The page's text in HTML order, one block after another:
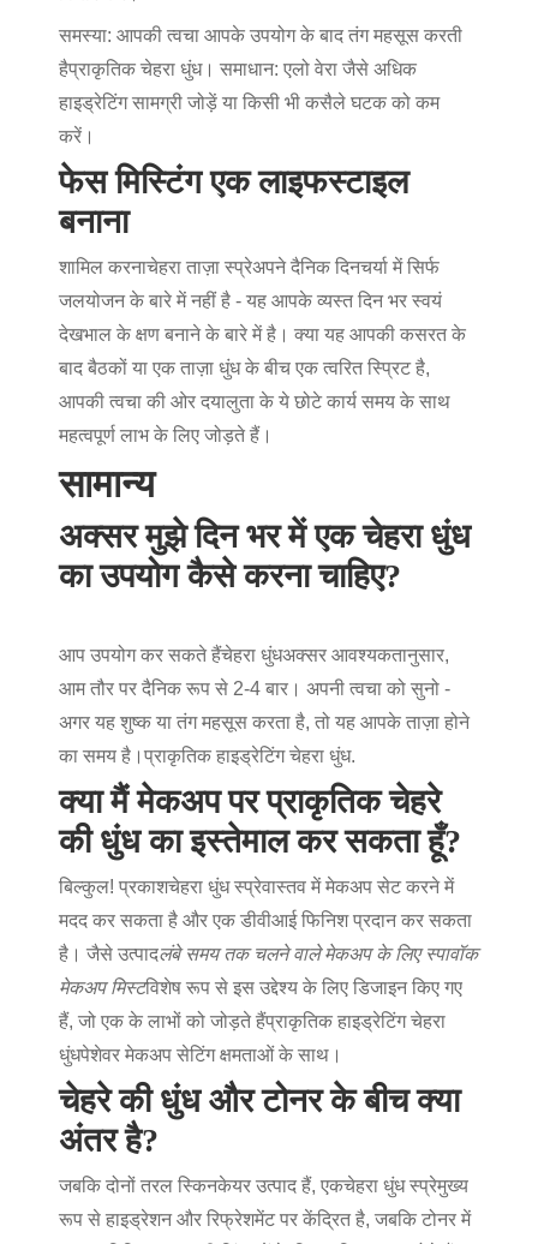
समस्या: आपकी त्वचा आपके उपयोग के बाद तंग महसूस करती
हैप्राकृतिक चेहरा धुंध। समाधान: एलो वेरा जैसे अधिक
हाइड्रेटिंग सामग्री जोड़ें या किसी भी कसैले घटक को कम
करें।
फेस मिस्टिंग एक लाइफस्टाइल
बनाना
शामिल करनाचेहरा ताज़ा स्प्रेअपने दैनिक दिनचर्या में सिर्फ
जलयोजन के बारे में नहीं है - यह आपके व्यस्त दिन भर स्वयं
देखभाल के क्षण बनाने के बारे में है। क्या यह आपकी कसरत के
बाद बैठकों या एक ताज़ा धुंध के बीच एक त्वरित स्प्रिट है,
आपकी त्वचा की ओर दयालुता के ये छोटे कार्य समय के साथ
महत्वपूर्ण लाभ के लिए जोड़ते हैं।
सामान्य
अक्सर मुझे दिन भर में एक चेहरा धुंध
का उपयोग कैसे करना चाहिए?
आप उपयोग कर सकते हैंचेहरा धुंधअक्सर आवश्यकतानुसार,
आम तौर पर दैनिक रूप से 2-4 बार। अपनी त्वचा को सुनो -
अगर यह शुष्क या तंग महसूस करता है, तो यह आपके ताज़ा होने
का समय है। प्राकृतिक हाइड्रेटिंग चेहरा धुंध.
क्या मैं मेकअप पर प्राकृतिक चेहरे
की धुंध का इस्तेमाल कर सकता हूँ?
बिल्कुल! प्रकाशचेहरा धुंध स्प्रेवास्तव में मेकअप सेट करने में
मदद कर सकता है और एक डीवीआई फिनिश प्रदान कर सकता
है। जैसे उत्पादलंबे समय तक चलने वाले मेकअप के लिए स्पावॉक
मेकअप मिस्टविशेष रूप से इस उद्देश्य के लिए डिजाइन किए गए
हैं, जो एक के लाभों को जोड़ते हैंप्राकृतिक हाइड्रेटिंग चेहरा
धुंधपेशेवर मेकअप सेटिंग क्षमताओं के साथ।
चेहरे की धुंध और टोनर के बीच क्या
अंतर है?
जबकि दोनों तरल स्किनकेयर उत्पाद हैं, एकचेहरा धुंध स्प्रेमुख्य
रूप से हाइड्रेशन और रिफ्रेशमेंट पर केंद्रित है, जबकि टोनर में